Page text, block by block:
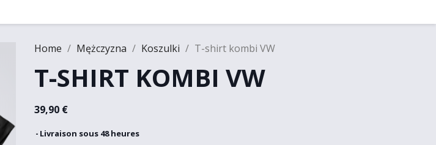
Home Mężczyzna Koszulki T-shirt kombi VW
T-SHIRT KOMBI VW
39,90 €
Livraison sous 48 heures